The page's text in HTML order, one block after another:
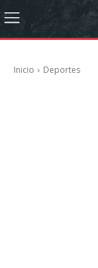
Inicio Deportes